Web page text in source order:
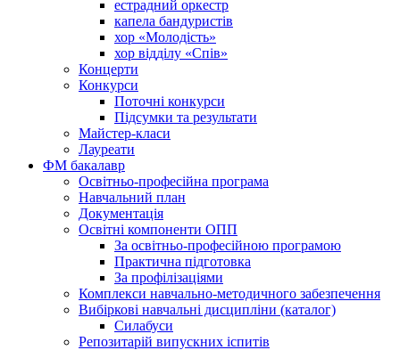
естрадний оркестр
капела бандуристів
хор «Молодість»
хор відділу «Спів»
Концерти
Конкурси
Поточні конкурси
Підсумки та результати
Майстер-класи
Лауреати
ФМ бакалавр
Освітньо-професійна програма
Навчальний план
Документація
Освітні компоненти ОПП
За освітньо-професійною програмою
Практична підготовка
За профілізаціями
Комплекси навчально-методичного забезпечення
Вибіркові навчальні дисципліни (каталог)
Силабуси
Репозитарій випускних іспитів